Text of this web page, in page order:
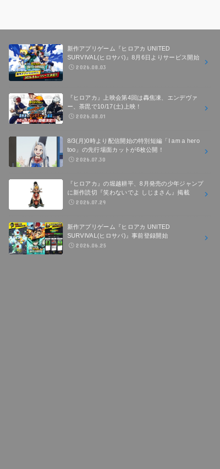
新作アプリゲーム『ヒロアカ UNITED
SURVIVAL(ヒロサバ)』8月6日よりサービス開始
2026.08.03
『ヒロアカ』上映会第4回は轟焦凍、エンデヴァ
ー、荼毘で10/17(土)上映！
2026.08.01
8/3(月)0時より配信開始の特別短編「I am a hero
too」の先行場面カットが6枚公開！
2026.07.30
『ヒロアカ』の堀越耕平、8月発売の少年ジャンプ
に新作読切『笑わないでよ しじまさん』掲載
2026.07.29
新作アプリゲーム『ヒロアカ UNITED
SURVIVAL(ヒロサバ)』事前登録開始
2026.06.25